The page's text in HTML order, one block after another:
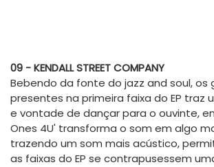
09 - KENDALL STREET COMPANY
Bebendo da fonte do jazz and soul, os
presentes na primeira faixa do EP traz
e vontade de dançar para o ouvinte,
Ones 4U' transforma o som em algo
trazendo um som mais acústico,
as faixas do EP se contrapusessem